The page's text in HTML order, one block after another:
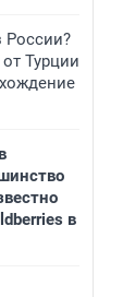
России?
Турции
в